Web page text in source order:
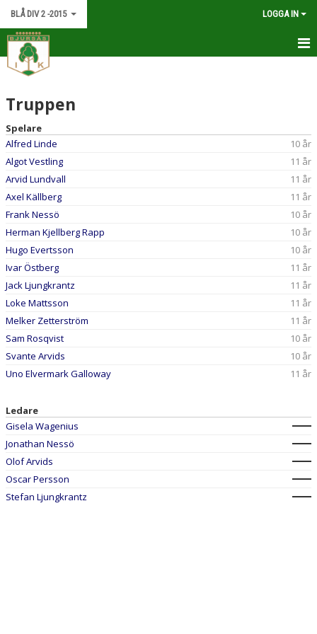
BLÅ DIV 2 -2015 LOGGA IN
HEM
NYHETER
KALENDER
MATCHER
TRUPPEN
DOKUMENT
KONTAKT
Truppen
Spelare
Alfred Linde
10 år
Algot Vestling
11 år
Arvid Lundvall
11 år
Axel Källberg
11 år
Frank Nessö
10 år
Herman Kjellberg Rapp
10 år
Hugo Evertsson
10 år
Ivar Östberg
11 år
Jack Ljungkrantz
11 år
Loke Mattsson
11 år
Melker Zetterström
11 år
Sam Rosqvist
10 år
Svante Arvids
10 år
Uno Elvermark Galloway
11 år
Ledare
Gisela Wagenius
Jonathan Nessö
Olof Arvids
Oscar Persson
Stefan Ljungkrantz